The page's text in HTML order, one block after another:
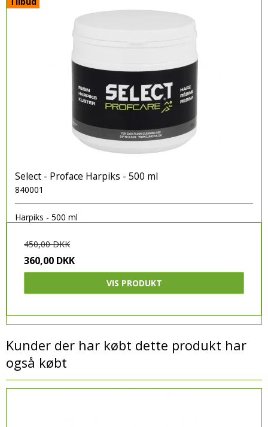
Select - Proface Harpiks - 500 ml
840001
Harpiks - 500 ml
450,00 DKK
360,00 DKK
VIS PRODUKT
Kunder der har købt dette produkt har
også købt